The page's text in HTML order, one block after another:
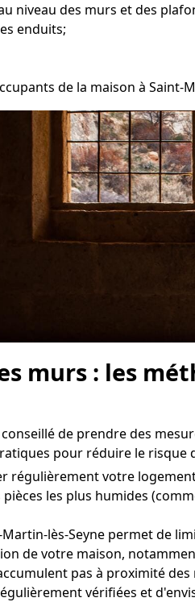
niveau des murs et des
enduits;
de la maison à Saint-
murs : les
de prendre des
pour réduire le risque
régulièrement votre
les plus humides
lès-Seyne permet de
de votre maison,
pas à proximité
vérifiées et